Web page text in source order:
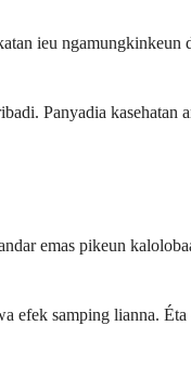
ieu
Panyadia
emas pikeun
samping lianna.